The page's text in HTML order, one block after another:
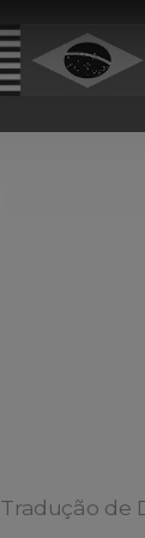
Tradução de